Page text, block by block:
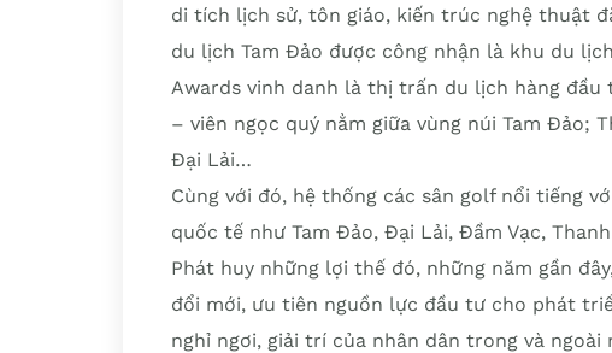
di tích lịch sử, tôn giáo, kiến trúc nghệ thuật
du lịch Tam Đảo được công nhận là khu du
Awards vinh danh là thị trấn du lịch hàng đầu
– viên ngọc quý nằm giữa vùng núi Tam Đảo;
Đại Lải…
Cùng với đó, hệ thống các sân golf nổi tiếng
quốc tế như Tam Đảo, Đại Lải, Đầm Vạc,
Phát huy những lợi thế đó, những năm gần
đổi mới, ưu tiên nguồn lực đầu tư cho phát
nghỉ ngơi, giải trí của nhân dân trong và ngoài